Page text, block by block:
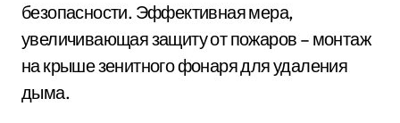
безопасности. Эффективная мера,
увеличивающая защиту от пожаров – монтаж
на крыше зенитного фонаря для удаления
дыма.